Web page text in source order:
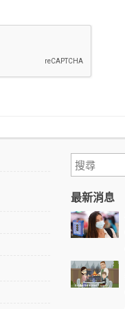
最新消息